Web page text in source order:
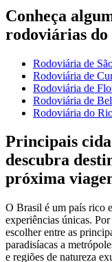
Conheça
rodoviárias do
Rodoviária de
Rodoviária de
Rodoviária de
Rodoviária de
Rodoviária do
Principais
descubra
próxima
O Brasil é um país rico
experiências únicas.
escolher entre as
paradisíacas a
e regiões de natureza